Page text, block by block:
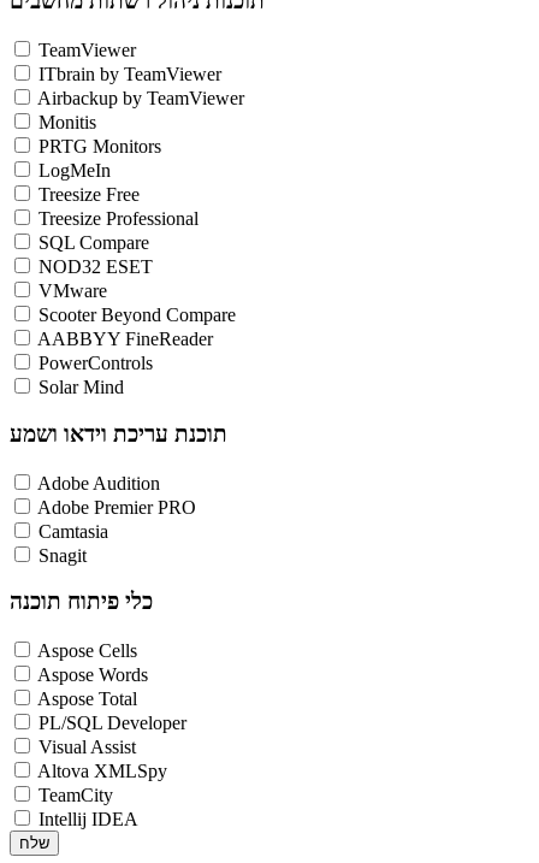
TeamViewer
ITbrain by TeamViewer
Airbackup by TeamViewer
Monitis
PRTG Monitors
LogMeIn
Treesize Free
Treesize Professional
SQL Compare
NOD32 ESET
VMware
Scooter Beyond Compare
AABBYY FineReader
PowerControls
Solar Mind
תוכנת עריכת וידאו ושמע
Adobe Audition
Adobe Premier PRO
Camtasia
Snagit
כלי פיתוח תוכנה
Aspose Cells
Aspose Words
Aspose Total
PL/SQL Developer
Visual Assist
Altova XMLSpy
TeamCity
Intellij IDEA